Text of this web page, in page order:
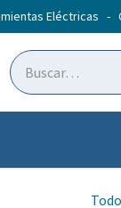
Eléctricas -